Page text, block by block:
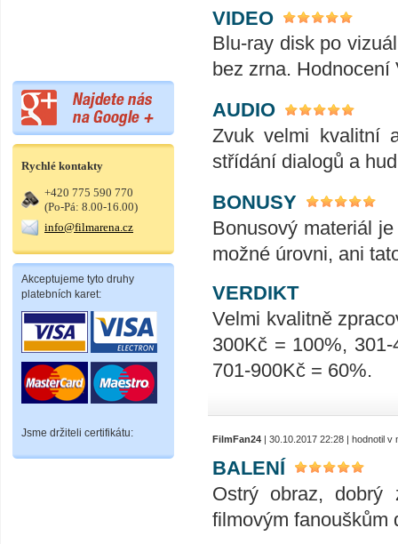
Rychlé kontakty
+420 775 590 770
(Po-Pá: 8.00-16.00)
info@filmarena.cz
Akceptujeme tyto druhy
platebních karet:
Jsme držiteli certifikátu:
VIDEO
Blu-ray disk po
bez zrna.
AUDIO
Zvuk velmi kvalitní
střídání dialogů a
BONUSY
Bonusový materiál
možné úrovni, ani
VERDIKT
Velmi kvalitně
300Kč = 100%,
701-900Kč = 60%.
FilmFan24 | 30.10.2017 22:28 | hodnotil
BALENÍ
Ostrý obraz, dobrý
filmovým fanouškům